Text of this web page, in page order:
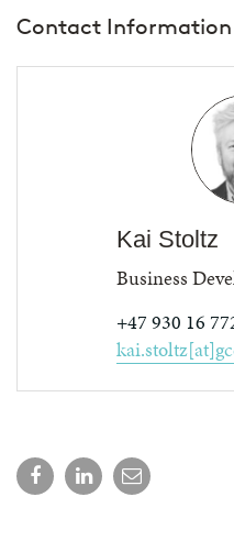
Contact Information
Kai Stoltz
Business
+47 930 16